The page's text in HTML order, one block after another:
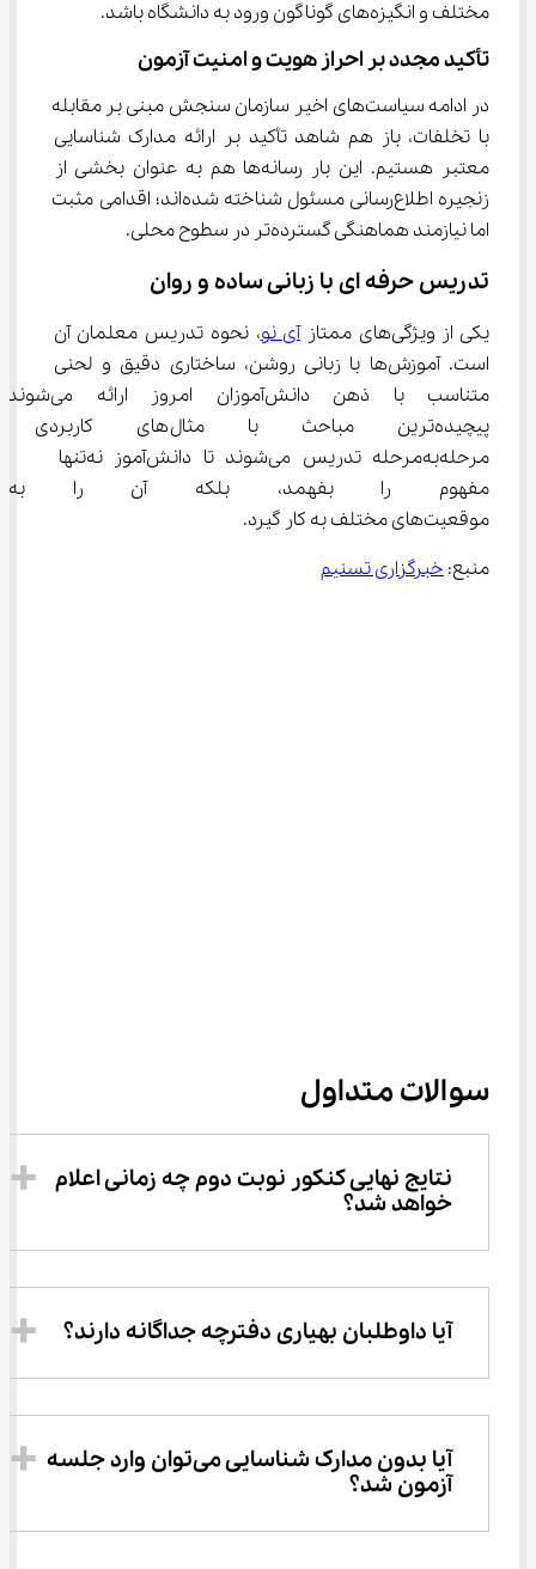
مختلف و انگیزه‌های گوناگون ورود به دانشگاه باشد.
تأکید مجدد بر احراز هویت و امنیت آزمون
در ادامه سیاست‌های اخیر سازمان سنجش مبنی بر مقابله
با تخلفات، باز هم شاهد تأکید بر ارائه مدارک شناسایی
معتبر هستیم. این بار رسانه‌ها هم به عنوان بخشی از
زنجیره اطلاع‌رسانی مسئول شناخته شده‌اند؛ اقدامی مثبت
اما نیازمند هماهنگی گسترده‌تر در سطوح محلی.
تدریس حرفه ای با زبانی ساده و روان
یکی از ویژگی‌های ممتاز آی نو، نحوه تدریس معلمان آن
است. آموزش‌ها با زبانی روشن، ساختاری دقیق و لحنی
متناسب با ذهن دانش‌آموزان امروز ارائه می‌شوند.
پیچیده‌ترین مباحث با
مرحله‌به‌مرحله تدریس می‌شوند تا دانش‌آموز نه‌تنها
مفهوم را بفهمد، بلکه آن را
موقعیت‌های مختلف به کار گیرد.
منبع: خبرگزاری تسنیم
سوالات متداول
نتایج نهایی کنکور نوبت دوم چه زمانی اعلام
خواهد شد؟
آیا داوطلبان بهیاری دفترچه جداگانه دارند؟
آیا بدون مدارک شناسایی می‌توان وارد جلسه
آزمون شد؟